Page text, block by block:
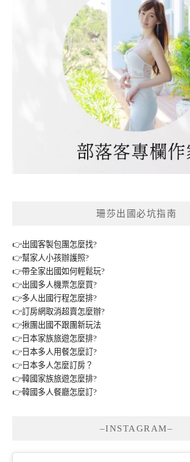
珊莎出國必坑指南
👉出國客製包團怎麼找?
👉幫家人小孩辦護照?
👉帶全家出國如何輕鬆玩?
👉出國多人機票怎麼買?
👉多人出國行程怎麼排?
👉訂房網取消超賣怎麼辦?
👉揪團出國不跟團新玩法
👉日本家族旅遊怎麼排?
👉日本多人用餐怎麼訂?
👉日本多人怎麼訂房？
👉韓國家族旅遊怎麼排?
👉韓國多人餐廳怎麼訂?
–INSTAGRAM–